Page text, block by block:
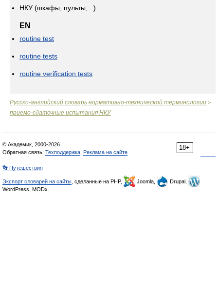
НКУ (шкафы, пульты,...)
EN
routine test
routine tests
routine verification tests
Русско-английский словарь нормативно-технической терминологии >
приемо-сдаточные испытания НКУ
18+
© Академик, 2000-2026
Обратная связь: Техподдержка Реклама на сайте
👣 Путешествия
Экспорт словарей на сайты , сделанные на PHP, Joomla,
Drupal,
WordPress, MODx.